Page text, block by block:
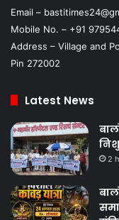
Email –
Mobile No. – +91
Address – Village and
Pin 272002
Latest News
2